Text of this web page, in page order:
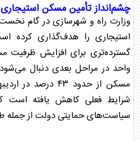
چشم‌انداز تأمینمسکن استیجاری
وزارت راه و شهرسازی در گام نخست تأمین
استیجاری را هدف‌گذاری کرده
گسترده‌تری برای افزایش ظرفیت
واحد در مراحل بعدی دنبال
شرایط فعلی کاهش یافته است
سیاست‌های حمایتی دولت از جمله